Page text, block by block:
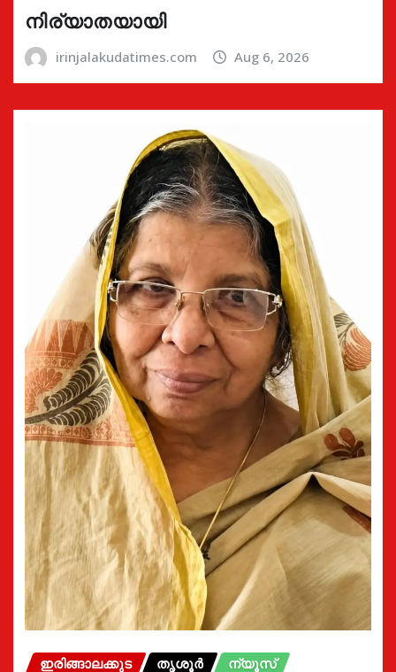
നിര്യാതയായി
irinjalakudatimes.com Aug 6, 2026
ഇരിങ്ങാലക്കുട തൃശൂർ ന്യൂസ്